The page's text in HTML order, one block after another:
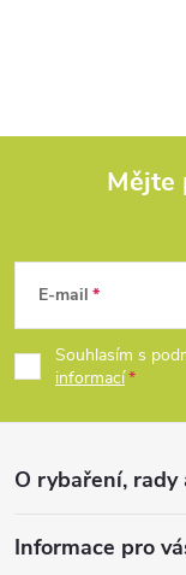
á
c
í
p
r
v
p
a
Mějte
E-mail
Souhlasím s
informací
O rybaření, rady
Informace pro